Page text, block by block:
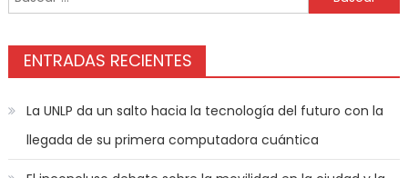
ENTRADAS RECIENTES
La UNLP da un salto hacia la tecnología del futuro con la
llegada de su primera computadora cuántica